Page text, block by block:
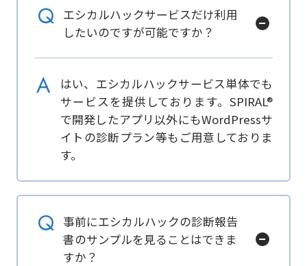
Q
エシカルハックサービスだけ利⽤
したいのですが可能ですか？
A
はい、エシカルハックサービス単体でも
サービスを提供しております。SPIRAL®
で開発したアプリ以外にもWordPressサ
イトの診断プラン等もご⽤意しておりま
す。
Q
事前にエシカルハックの診断報告
書のサンプルを見ることはできま
すか？